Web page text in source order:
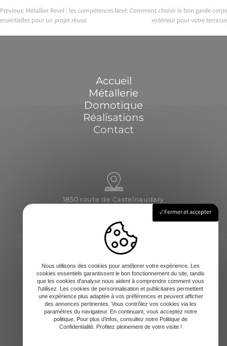
Navigation
Previous: Métallier Revel : les compétences
essentielles pour un projet réussi
Next: Comment choisir le bon garde corps
extérieur pour votre terrasse
Accueil
Métallerie
Domotique
Réalisations
Contact
1850 route de Castelnaudary
contact@amd-31.fr
Fermer et accepter
Nous utilisons des cookies pour améliorer votre expérience. Les
cookies essentiels garantissent le bon fonctionnement du site, tandis
que les cookies d'analyse nous aident à comprendre comment vous
l'utilisez. Les cookies de personnalisation et publicitaires permettent
une expérience plus adaptée à vos préférences et peuvent afficher
des annonces pertinentes. Vous contrôlez vos cookies via les
paramètres du navigateur. En continuant, vous acceptez notre
politique. Pour plus d'infos, consultez notre Politique de
Confidentialité. Profitez pleinement de votre visite !